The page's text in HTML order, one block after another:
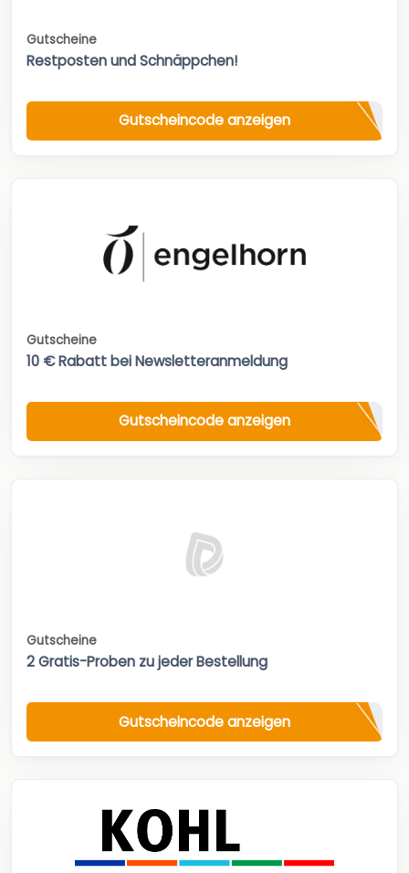
Gutscheine
Restposten und Schnäppchen!
Gutscheincode anzeigen
Gutscheine
10 € Rabatt bei Newsletteranmeldung
Gutscheincode anzeigen
Gutscheine
2 Gratis-Proben zu jeder Bestellung
Gutscheincode anzeigen